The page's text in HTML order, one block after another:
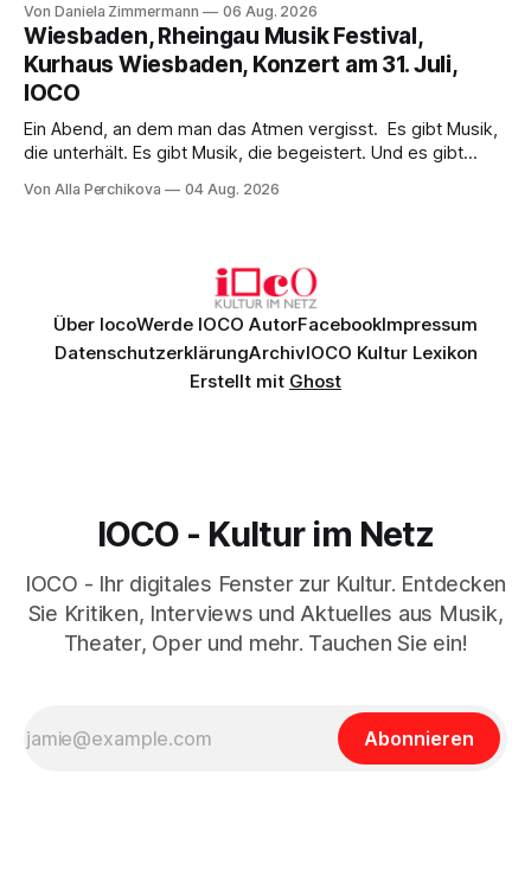
psychologische Tiefe mit starken Bildern, getragen von
einem spielfreudigen Ensemble und einer musikalisch
überzeugenden Gesamtleistung.
Von Daniela Zimmermann 06 Aug. 2026
Wiesbaden, Rheingau Musik Festival,
Kurhaus Wiesbaden, Konzert am 31. Juli,
IOCO
Ein Abend, an dem man das Atmen vergisst. Es gibt Musik,
die unterhält. Es gibt Musik, die begeistert. Und es gibt
Genau so war der Abend im Kurhaus Wiesbaden, an dem
Von Alla Perchikova 04 Aug. 2026
Über IocoWerde IOCO AutorFacebookImpressum
DatenschutzerklärungArchivIOCO Kultur Lexikon
Erstellt mit Ghost
IOCO - Kultur im Netz
IOCO - Ihr digitales Fenster zur Kultur. Entdecken
Sie Kritiken, Interviews und Aktuelles aus Musik,
Theater, Oper und mehr. Tauchen Sie ein!
Abonnieren